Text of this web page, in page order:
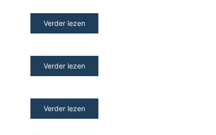
Verder lezen
Verder lezen
Verder lezen